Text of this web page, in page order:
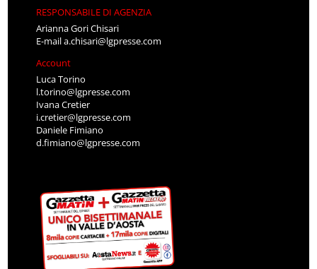
RESPONSABILE DI AGENZIA
Arianna Gori Chisari
E-maila.chisari@lgpresse.com
Account
Luca Torino
l.torino@lgpresse.com
Ivana Cretier
i.cretier@lgpresse.com
Daniele Fimiano
d.fimiano@lgpresse.com